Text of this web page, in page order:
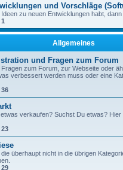
und Vorschläge
zu neuen Entwicklungen habt,
1
Allgemeines
und Fragen zum Forum
Fragen zum Forum, zur Webseite oder
verbessert werden muss oder eine
36
verkaufen? Suchst Du etwas? Hier
23
überhaupt nicht in die übrigen
29